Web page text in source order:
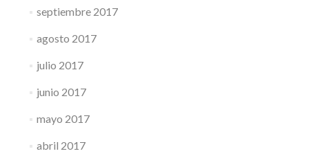
septiembre 2017
agosto 2017
julio 2017
junio 2017
mayo 2017
abril 2017